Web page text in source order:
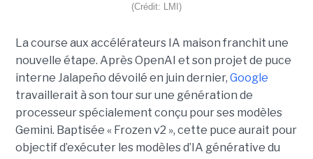
(Crédit: LMI)
La course aux accélérateurs IA maison franchit une
nouvelle étape. Après OpenAI et son projet de puce
interne Jalapeño dévoilé en juin dernier, Google
travaillerait à son tour sur une génération de
processeur spécialement conçu pour ses modèles
Gemini. Baptisée « Frozen v2 », cette puce aurait pour
objectif d’exécuter les modèles d’IA générative du